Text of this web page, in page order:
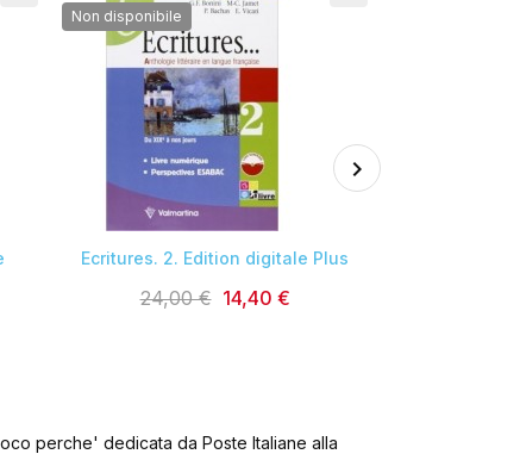
Non disponibile

Ecritures. 2. Edition digitale Plus
24,00 € 14,40 €
perche' dedicata da Poste Italiane alla